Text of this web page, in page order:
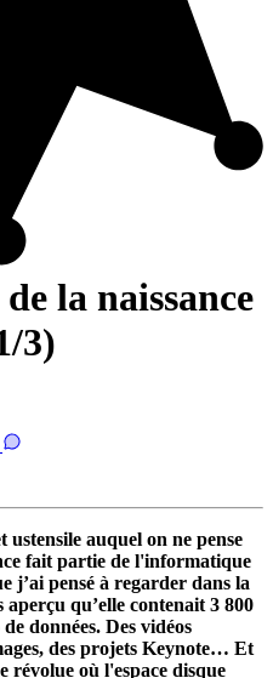
la naissance
3)
auquel on ne pense
fait partie de l'informatique
j’ai pensé à regarder dans la
qu’elle contenait 3 800
données. Des vidéos
des projets Keynote… Et
révolue où l'espace disque